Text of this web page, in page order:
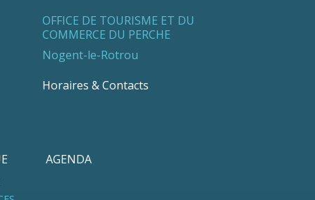
OFFICE DE TOURISME ET DU
COMMERCE DU PERCHE
Nogent-le-Rotrou
Horaires & Contacts
AGENDA